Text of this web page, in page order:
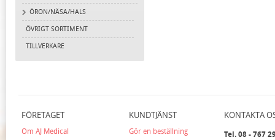
ÖRON/NÄSA/HALS
ÖVRIGT SORTIMENT
TILLVERKARE
FÖRETAGET
Om AJ Medical
KUNDTJÄNST
Gör en beställning
KONTAKTA
Tel. 08 - 767